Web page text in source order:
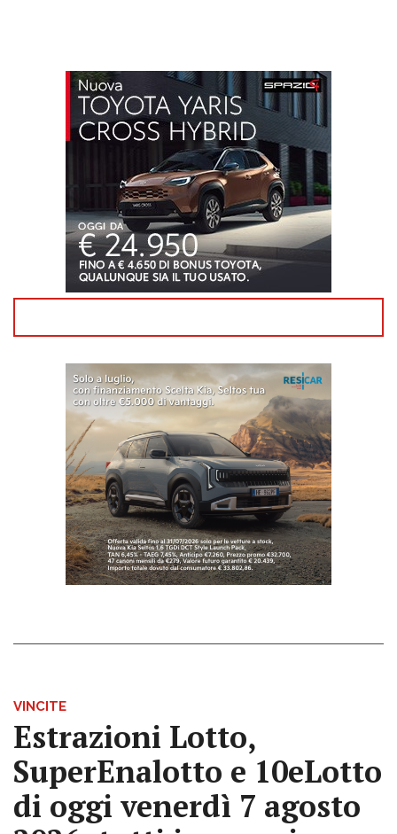
VINCITE
Estrazioni Lotto,
SuperEnalotto e 10eLotto
di oggi venerdì 7 agosto